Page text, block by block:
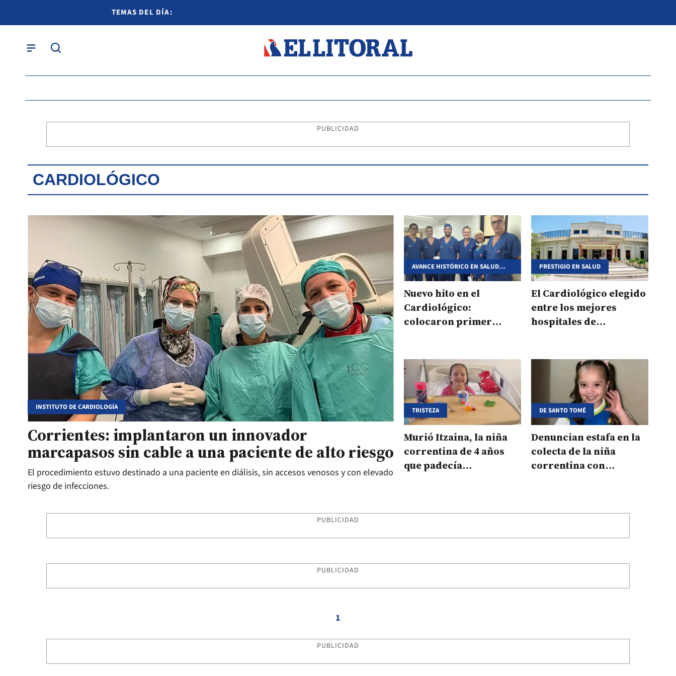
TEMAS DEL DÍA:
PUBLICIDAD
CARDIOLÓGICO
INSTITUTO DE CARDIOLOGÍA
Corrientes: implantaron un innovador
marcapasos sin cable a una paciente de alto riesgo
El procedimiento estuvo destinado a una paciente en diálisis, sin accesos venosos y con elevado
riesgo de infecciones.
AVANCE HISTÓRICO EN SALUD
CARDIOVASCULAR
Nuevo hito en el
Cardiológico:
colocaron primer
PRESTIGIO EN SALUD
El Cardiológico elegido
entre los mejores
hospitales de
TRISTEZA
Murió Itzaina, la niña
correntina de 4 años
que padecía
DE SANTO TOMÉ
Denuncian estafa en la
colecta de la niña
correntina con
PUBLICIDAD
PUBLICIDAD
1
PUBLICIDAD